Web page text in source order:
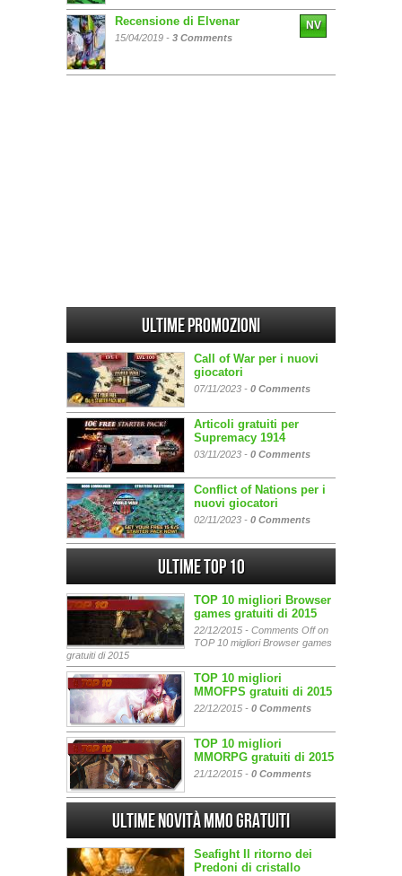
Recensione di Elvenar
15/04/2019 - 3 Comments
NV
Ultime promozioni
Call of War per i nuovi
giocatori
07/11/2023 - 0 Comments
Articoli gratuiti per
Supremacy 1914
03/11/2023 - 0 Comments
Conflict of Nations per i
nuovi giocatori
02/11/2023 - 0 Comments
Ultime Top 10
TOP 10 migliori Browser
games gratuiti di 2015
22/12/2015 - Comments Offon
TOP 10 migliori Browser games
gratuiti di 2015
TOP 10 migliori
MMOFPS gratuiti di 2015
22/12/2015 - 0 Comments
TOP 10 migliori
MMORPG gratuiti di 2015
21/12/2015 - 0 Comments
Ultime Novità MMO gratuiti
Seafight Il ritorno dei
Predoni di cristallo